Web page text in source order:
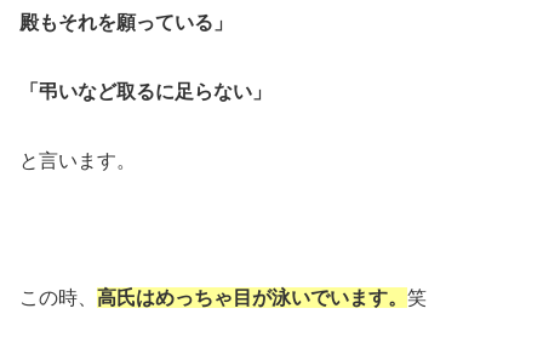
殿もそれを願っている」
「弔いなど取るに足らない」
と言います。
この時、 高氏はめっちゃ目が泳いでいます。 笑